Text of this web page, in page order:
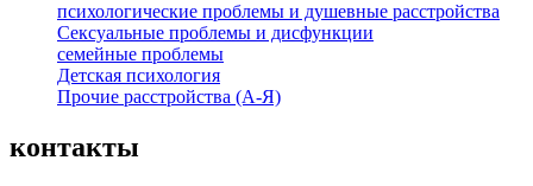
психологические проблемы и душевные расстройства
Сексуальные проблемы и дисфункции
семейные проблемы
Детская психология
Прочие расстройства (А-Я)
контакты